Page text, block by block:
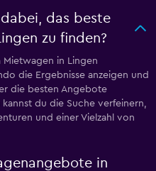
das beste
zu finden?
in Lingen
die Ergebnisse anzeigen und
die besten Angebote
du die Suche verfeinern,
und einer Vielzahl von
in